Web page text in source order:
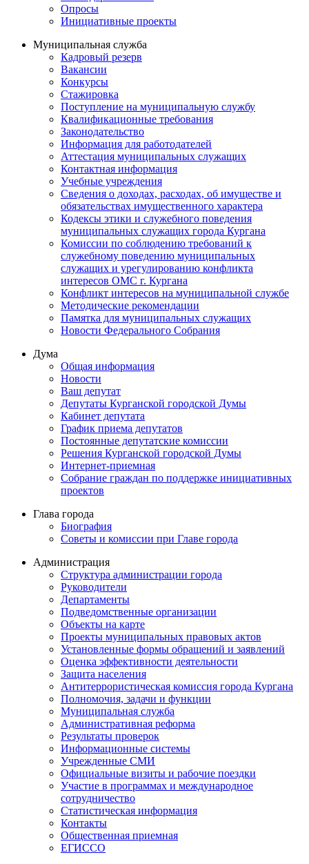
Опросы
Инициативные проекты
Муниципальная служба
Кадровый резерв
Вакансии
Конкурсы
Стажировка
Поступление на муниципальную службу
Квалификационные требования
Законодательство
Информация для работодателей
Аттестация муниципальных служащих
Контактная информация
Учебные учреждения
Сведения о доходах, расходах, об имуществе и
обязательствах имущественного характера
Кодексы этики и служебного поведения
муниципальных служащих города Кургана
Комиссии по соблюдению требований к
служебному поведению муниципальных
служащих и урегулированию конфликта
интересов ОМС г. Кургана
Конфликт интересов на муниципальной службе
Методические рекомендации
Памятка для муниципальных служащих
Новости Федерального Cобрания
Дума
Общая информация
Новости
Ваш депутат
Депутаты Курганской городской Думы
Кабинет депутата
График приема депутатов
Постоянные депутатские комиссии
Решения Курганской городской Думы
Интернет-приемная
Собрание граждан по поддержке инициативных
проектов
Глава города
Биография
Советы и комиссии при Главе города
Администрация
Структура администрации города
Руководители
Департаменты
Подведомственные организации
Объекты на карте
Проекты муниципальных правовых актов
Установленные формы обращений и заявлений
Оценка эффективности деятельности
Защита населения
Антитеррористическая комиссия города Кургана
Полномочия, задачи и функции
Муниципальная служба
Административная реформа
Результаты проверок
Информационные системы
Учрежденные СМИ
Официальные визиты и рабочие поездки
Участие в программах и международное
сотрудничество
Статистическая информация
Контакты
Общественная приемная
ЕГИССО